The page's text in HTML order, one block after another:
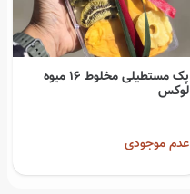
پک مستطیلی مخلوط 16 میوه
لوکس
عدم موجودی